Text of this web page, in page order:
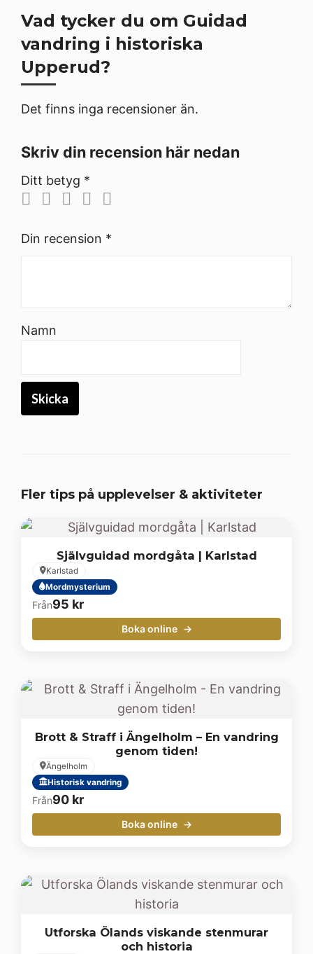
Vad tycker du om Guidad
vandring i historiska
Upperud?
Det finns inga recensioner än.
Skriv din recension här nedan
Ditt betyg *
Din recension *
Namn
Fler tips på upplevelser & aktiviteter
Självguidad mordgåta | Karlstad
Karlstad
Mordmysterium
Från95 kr
Boka online
Brott & Straff i Ängelholm – En vandring
genom tiden!
Ängelholm
Historisk vandring
Från90 kr
Boka online
Utforska Ölands viskande stenmurar
och historia